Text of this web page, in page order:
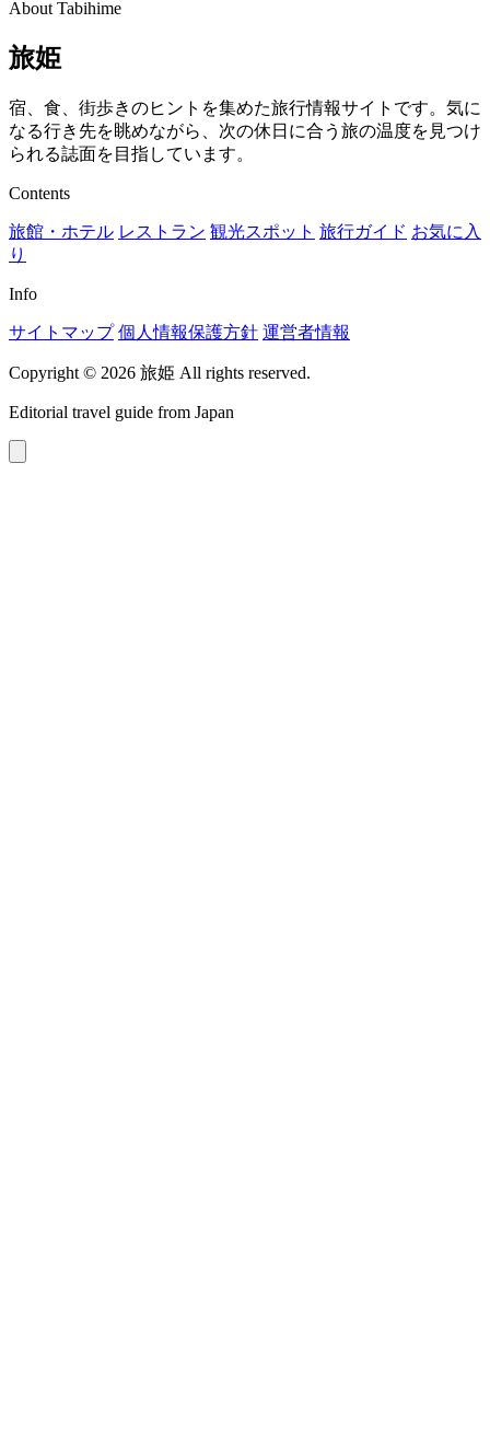
About Tabihime
旅姫
宿、食、街歩きのヒントを集めた旅行情報サイトです。気に
なる行き先を眺めながら、次の休日に合う旅の温度を見つけ
られる誌面を目指しています。
Contents
旅館・ホテル レストラン 観光スポット 旅行ガイド お気に入
り
Info
サイトマップ 個人情報保護方針 運営者情報
Copyright © 2026 旅姫 All rights reserved.
Editorial travel guide from Japan